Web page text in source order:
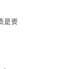
是资